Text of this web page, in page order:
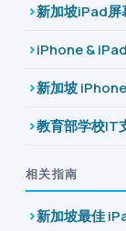
新加坡iPad屏
iPhone &
新加坡
教育部学校IT
相关指南
新加坡最佳